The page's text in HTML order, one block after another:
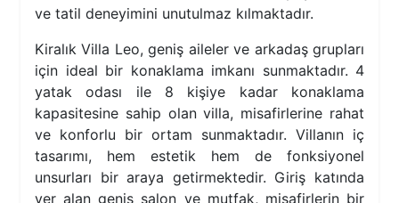
ve tatil deneyimini unutulmaz kılmaktadır.
Kiralık Villa Leo, geniş aileler ve arkadaş grupları
için ideal bir konaklama imkanı sunmaktadır. 4
yatak odası ile 8 kişiye kadar konaklama
kapasitesine sahip olan villa, misafirlerine rahat
ve konforlu bir ortam sunmaktadır. Villanın iç
tasarımı, hem estetik hem de fonksiyonel
unsurları bir araya getirmektedir. Giriş katında
yer alan geniş salon ve mutfak, misafirlerin bir